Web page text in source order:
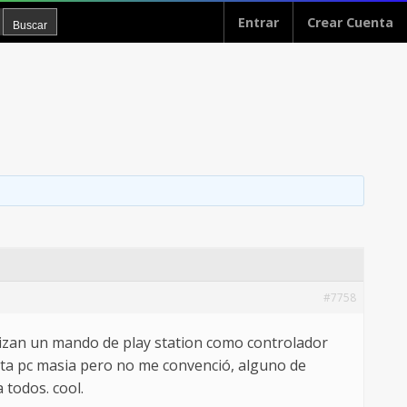
Entrar Crear Cuenta
#7758
un mando de play station como controlador
pc masia pero no me convenció, alguno de
todos. cool.